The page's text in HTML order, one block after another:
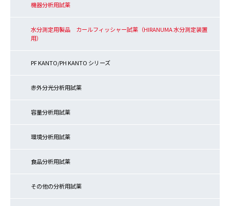
機器分析用試薬
水分測定用製品 カールフィッシャー試薬（HIRANUMA 水分測定装置
用）
PF KANTO/PH KANTO シリーズ
赤外分光分析用試薬
容量分析用試薬
環境分析用試薬
食品分析用試薬
その他の分析用試薬